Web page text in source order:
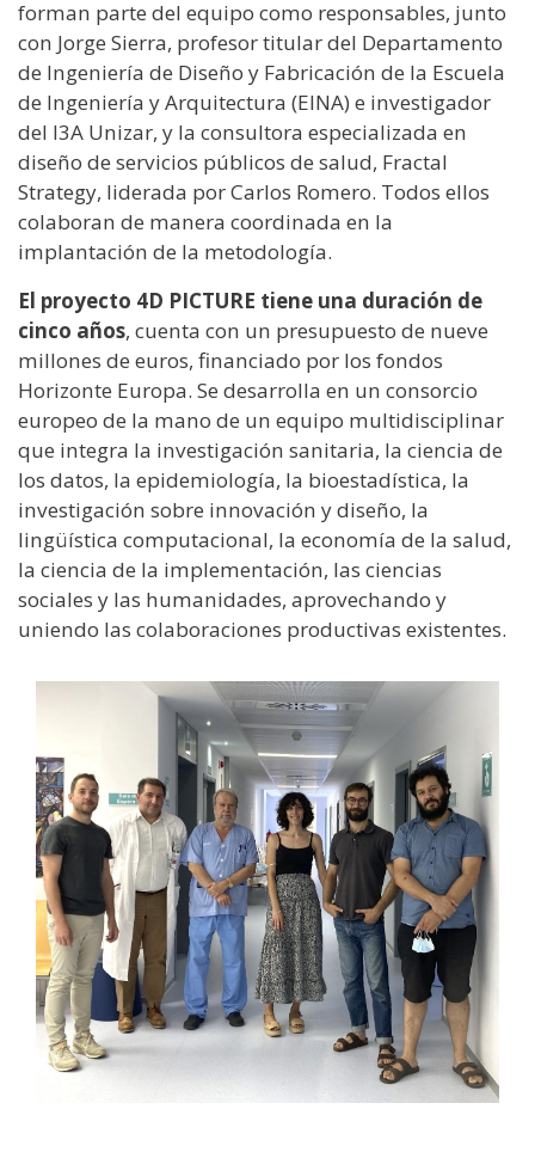
forman parte del equipo como responsables, junto
con Jorge Sierra, profesor titular del Departamento
de Ingeniería de Diseño y Fabricación de la Escuela
de Ingeniería y Arquitectura (EINA) e investigador
del I3A Unizar, y la consultora especializada en
diseño de servicios públicos de salud, Fractal
Strategy, liderada por Carlos Romero. Todos ellos
colaboran de manera coordinada en la
implantación de la metodología.
El proyecto 4D PICTURE tiene una duración de
cinco años, cuenta con un presupuesto de nueve
millones de euros, financiado por los fondos
Horizonte Europa. Se desarrolla en un consorcio
europeo de la mano de un equipo multidisciplinar
que integra la investigación sanitaria, la ciencia de
los datos, la epidemiología, la bioestadística, la
investigación sobre innovación y diseño, la
lingüística computacional, la economía de la salud,
la ciencia de la implementación, las ciencias
sociales y las humanidades, aprovechando y
uniendo las colaboraciones productivas existentes.